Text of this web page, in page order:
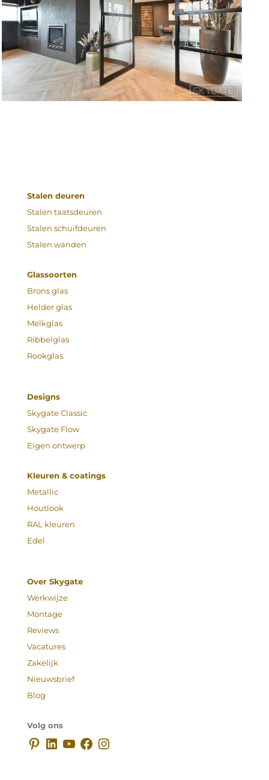
Stalen deuren
Stalen taatsdeuren
Stalen schuifdeuren
Stalen wanden
Glassoorten
Brons glas
Helder glas
Melkglas
Ribbelglas
Rookglas
Designs
Skygate Classic
Skygate Flow
Eigen ontwerp
Kleuren & coatings
Metallic
Houtlook
RAL kleuren
Edel
Over Skygate
Werkwijze
Montage
Reviews
Vacatures
Zakelijk
Nieuwsbrief
Blog
Volg ons
Pinterest
LinkedIn
YouTube
Facebook
Instagram